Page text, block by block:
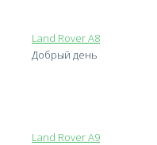
Land Rover A8
Добрый день
Land Rover A9